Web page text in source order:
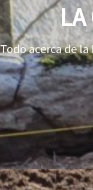
LA
Todo acerca de